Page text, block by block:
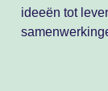
ideeën tot